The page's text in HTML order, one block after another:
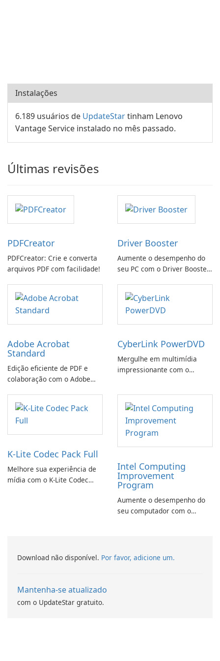
Instalações
6.189 usuários de UpdateStartinham Lenovo
Vantage Service instalado no mês passado.
Últimas revisões
PDFCreator
PDFCreator: Crie e converta
arquivos PDF com facilidade!
Driver Booster
Aumente o desempenho do
seu PC com o Driver Booster
Adobe Acrobat
Standard
Edição eficiente de PDF e
colaboração com o Adobe
CyberLink PowerDVD
Mergulhe em multimídia
impressionante com o
K-Lite Codec Pack Full
Melhore sua experiência de
mídia com o K-Lite Codec
Intel Computing
Improvement
Program
Aumente o desempenho do
seu computador com o
Download não disponível. Por favor, adicione um.
Mantenha-se atualizado
com o UpdateStar gratuito.